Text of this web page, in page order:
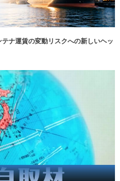
ナ運賃の変動リスクへの新しいヘッ